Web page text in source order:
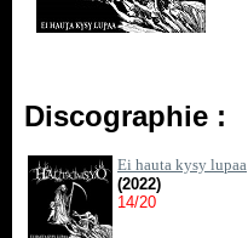
Discographie :
Ei hauta kysy lupaa
(2022)
14/20